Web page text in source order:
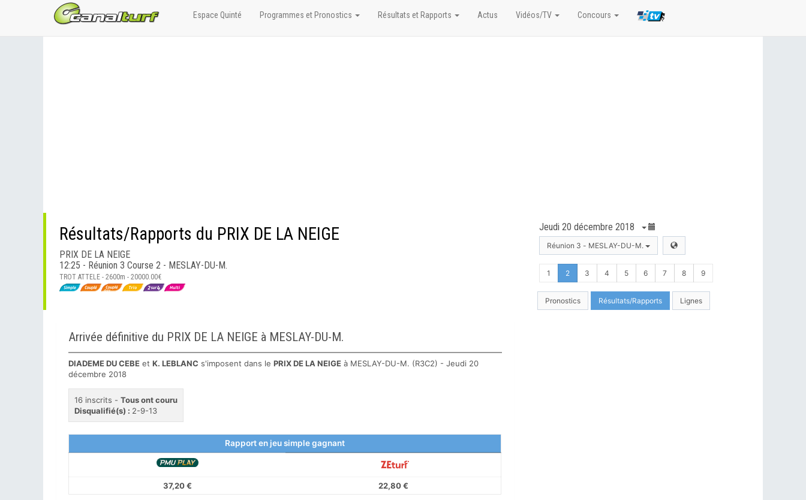
Résultats/Rapports du PRIX DE LA NEIGE
PRIX DE LA NEIGE
12:25 - Réunion 3 Course 2 - MESLAY-DU-M.
TROT ATTELE - 2600m - 20000.00€
Jeudi 20 décembre 2018
Réunion 3 - MESLAY-DU-M.
1 2 3 4 5 6 7 8 9
Pronostics Résultats/Rapports Lignes
Arrivée définitive du PRIX DE LA NEIGE à MESLAY-DU-M.
DIADEME DU CEBE et K. LEBLANC s'imposent dans le PRIX DE LA NEIGE à MESLAY-DU-M. (R3C2) - Jeudi 20
décembre 2018
16 inscrits - Tous ont couru
Disqualifié(s) : 2-9-13
Rapport en jeu simple gagnant
37,20 € 22,80 €
Espace Quinté Programmes et Pronostics Résultats et Rapports Actus Vidéos/TV Concours